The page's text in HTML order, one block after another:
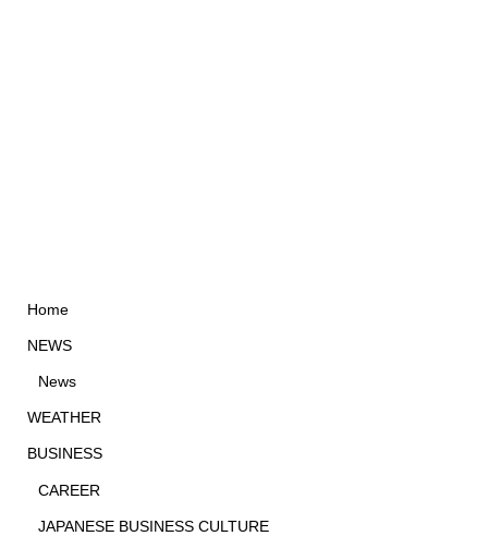
Home
NEWS
News
WEATHER
BUSINESS
CAREER
JAPANESE BUSINESS CULTURE